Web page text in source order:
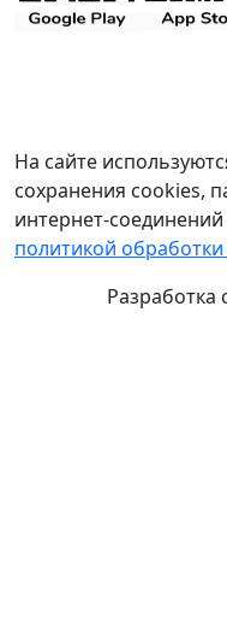
На сайте
сохранения cookies,
интернет-соединений
политикой
Разработка